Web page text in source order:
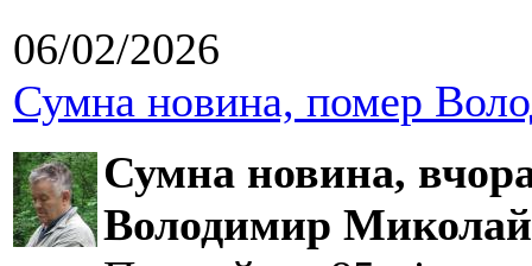
06/02/2026
Сумна новина, помер
Сумна новина,
Володимир